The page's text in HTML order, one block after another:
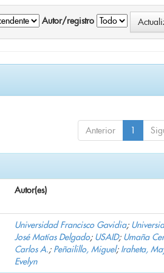
Autor/registro
Anterior 1
Autor(es)
Universidad Francisco Gavidia;
José Matías Delgado; USAID; Umaña
Carlos A.; Peñailillo, Miguel; Iraheta,
Evelyn